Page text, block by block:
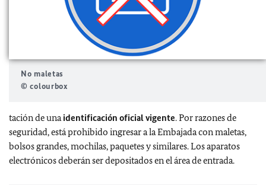
No maletas
© colourbox
tación de unaidentificación oficial vigente. Por razones de
seguridad, está prohibido ingresar a la Embajada con maletas,
bolsos grandes, mochilas, paquetes y similares. Los aparatos
electrónicos deberán ser depositados en el área de entrada.